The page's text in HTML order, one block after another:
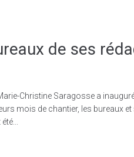
de ses
Christine Saragosse a
mois de chantier, les bureaux